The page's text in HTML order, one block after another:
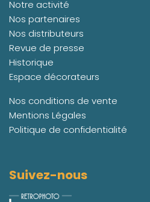
Notre activité
Nos partenaires
Nos distributeurs
Revue de presse
Historique
Espace décorateurs
Nos conditions de vente
Mentions Légales
Politique de confidentialité
Suivez-nous